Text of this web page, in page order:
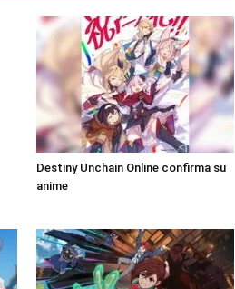
Destiny Unchain Online confirma su
anime